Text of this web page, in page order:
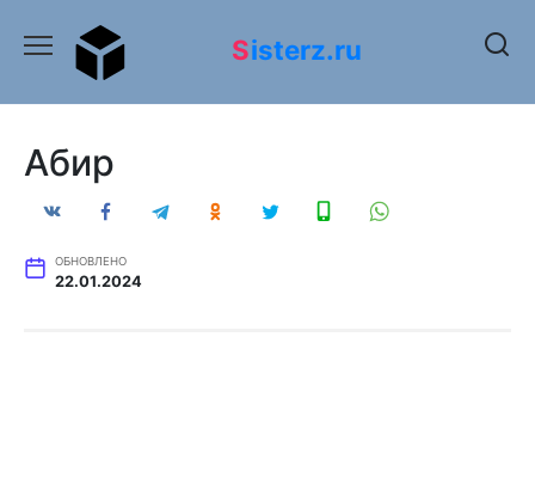
содержанию
Sisterz.ru
Абир
ОБНОВЛЕНО
22.01.2024